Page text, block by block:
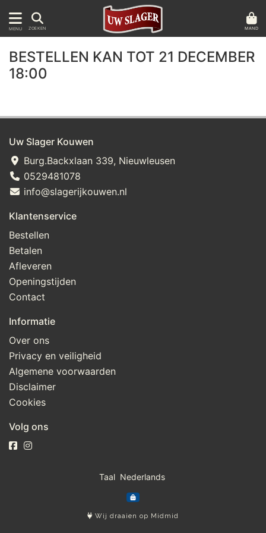
MENU ZOEKEN MAND
BESTELLEN KAN TOT 21 DECEMBER
18:00
Uw Slager Kouwen
Burg.Backxlaan 339, Nieuwleusen
0529481078
info@slagerijkouwen.nl
Klantenservice
Bestellen
Betalen
Afleveren
Openingstijden
Contact
Informatie
Over ons
Privacy en veiligheid
Algemene voorwaarden
Disclaimer
Cookies
Volg ons
Taal
Wij draaien op Midmid